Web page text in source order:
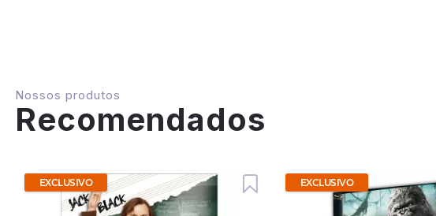
Nossos produtos
Recomendados
EXCLUSIVO EXCLUSIVO